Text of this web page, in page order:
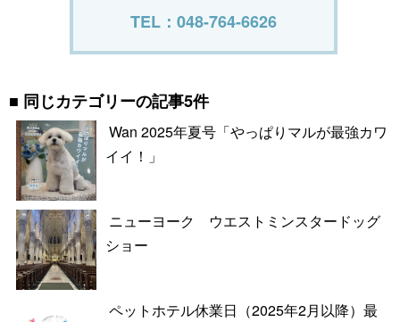
TEL：048-764-6626
同じカテゴリーの記事5件
Wan 2025年夏号「やっぱりマルが最強カワ
イイ！」
ニューヨーク ウエストミンスタードッグ
ショー
ペットホテル休業日（2025年2月以降）最